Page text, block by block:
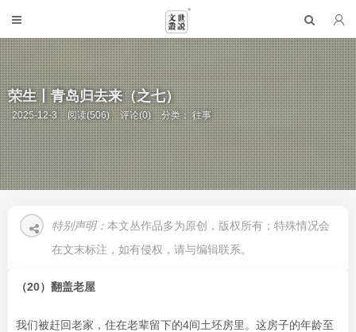
荣生丨青岛归去来（之七）
2025-12-3 阅读(506) 评论(0) 分类：往事
特别声明： 本文丛作品多为原创，版权所有；特殊情况会
在文末标注，如有侵权，请与编辑联系。
（20）翻盖老屋
我们被赶回老家，住在老辈留下的4间土坯房里。这房子的年龄至